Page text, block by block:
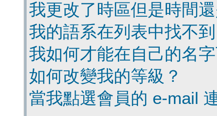
我更改了時區但是時間
我的語系在列表中找不
我如何才能在自己的名
如何改變我的等級？
當我點選會員的 e-mail